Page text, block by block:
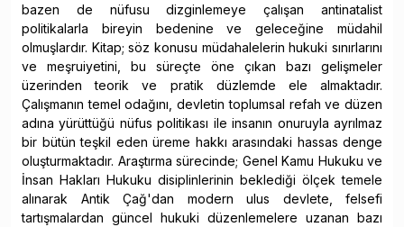
bazen de nüfusu dizginlemeye çalışan antinatalist
politikalarla bireyin bedenine ve geleceğine müdahil
olmuşlardır. Kitap; söz konusu müdahalelerin hukuki sınırlarını
ve meşruiyetini, bu süreçte öne çıkan bazı gelişmeler
üzerinden teorik ve pratik düzlemde ele almaktadır.
Çalışmanın temel odağını, devletin toplumsal refah ve düzen
adına yürüttüğü nüfus politikası ile insanın onuruyla ayrılmaz
bir bütün teşkil eden üreme hakkı arasındaki hassas denge
oluşturmaktadır. Araştırma sürecinde; Genel Kamu Hukuku ve
İnsan Hakları Hukuku disiplinlerinin beklediği ölçek temele
alınarak Antik Çağ'dan modern ulus devlete, felsefi
tartışmalardan güncel hukuki düzenlemelere uzanan bazı